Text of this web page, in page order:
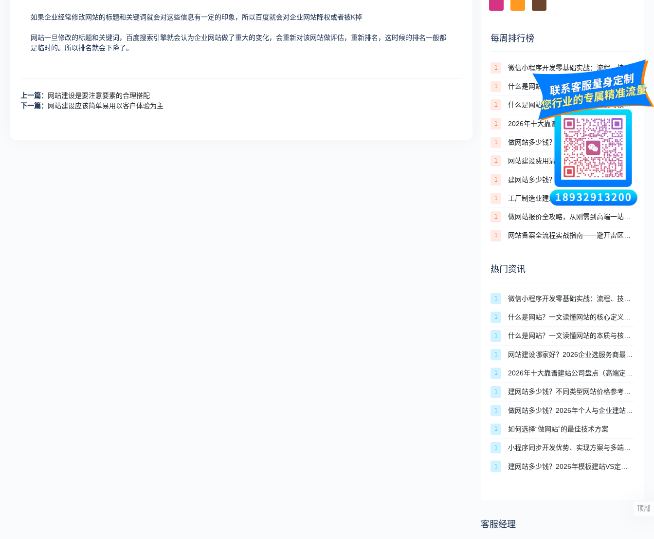
每周排行榜
1 微信小程序开发零基础实战：流程、技术、审核避坑全攻略
1 什么是网站？一文读懂网站的核心定义与分类
1 什么是网站？一文读懂网站的本质与核心价值
1
1
1
1 建网站多少钱？2026年模板建站VS定制建站价格对比
1 工厂制造业建站方案：工业企业官网设计、实力展示、外贸获客专属攻略
1
1 网站备案全流程实战指南——避开雷区，高效通过审核
热门资讯
1
1
1 什么是网站？一文读懂网站的本质与核心价值
1
1
1 建网站多少钱？不同类型网站价格参考指南
1
1 如何选择“做网站”的最佳技术方案
1 小程序同步开发优势、实现方案与多端适配实操
1
客服经理
如果企业经常修改网站的标题和关键词就会对这些信息有一定的印象，所以百度就会对企业网站降权或者被K掉
网站一旦修改的标题和关键词，百度搜索引擎就会认为企业网站做了重大的变化，会重新对该网站做评估，重新排名，这时候的排名一般都
是临时的。所以排名就会下降了。
上一篇： 网站建设是要注意要素的合理搭配
下一篇： 网站建设应该简单易用以客户体验为主
顶部